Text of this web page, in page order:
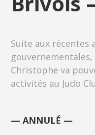
Suite aux récentes
Christophe va
activités au Judo
— ANNULÉ —